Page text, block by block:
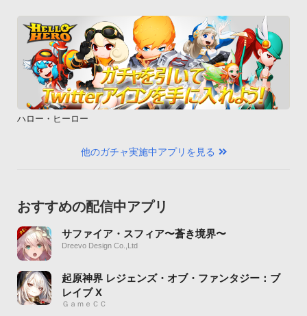
ハロー・ヒーロー
他のガチャ実施中アプリを見る
おすすめの配信中アプリ
サファイア・スフィア〜蒼き境界〜
Dreevo Design Co.,Ltd
起原神界 レジェンズ・オブ・ファンタジー：ブ
レイブ X
ＧａｍｅＣＣ